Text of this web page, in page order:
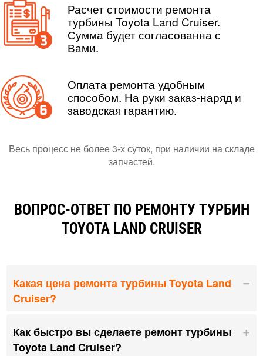
Расчет стоимости ремонта
турбины Toyota Land Cruiser.
Сумма будет согласованна с
Вами.
Оплата ремонта удобным
способом. На руки заказ-наряд и
заводская гарантию.
Весь процесс не более 3-х суток, при наличии на складе
запчастей.
ВОПРОС-ОТВЕТ ПО РЕМОНТУ ТУРБИН
TOYOTA LAND CRUISER
Какая цена ремонта турбины Toyota Land
Cruiser?
Как быстро вы сделаете ремонт турбины
Toyota Land Cruiser?